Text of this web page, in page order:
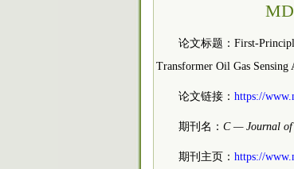
论文标题：First-
Transformer Oil Gas Sensing
论文链接： https://
期刊名： C — Journal of
期刊主页： https://